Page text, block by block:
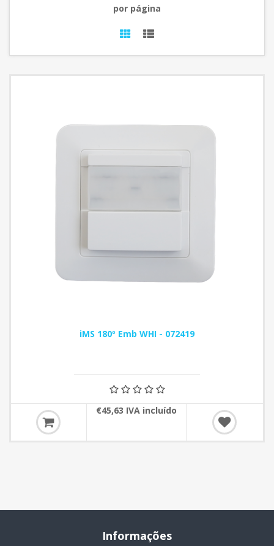
por página
iMS 180º Emb WHI - 072419
€45,63 IVA incluído
Informações